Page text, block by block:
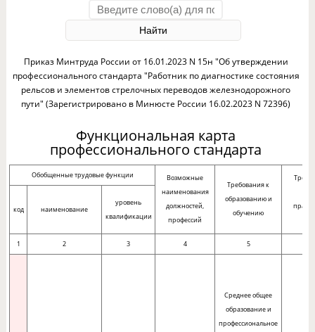
Приказ Минтруда России от 16.01.2023 N 15н "Об утверждении
профессионального стандарта "Работник по диагностике состояния
рельсов и элементов стрелочных переводов железнодорожного
пути" (Зарегистрировано в Минюсте России 16.02.2023 N 72396)
Функциональная карта
профессионального стандарта
Обобщенные трудовые функции
Возможные
наименования
должностей,
профессий
Требования к
образованию и
обучению
код наименование
уровень
квалификации
1 2 3 4 5
Среднее общее
образование и
профессиональное